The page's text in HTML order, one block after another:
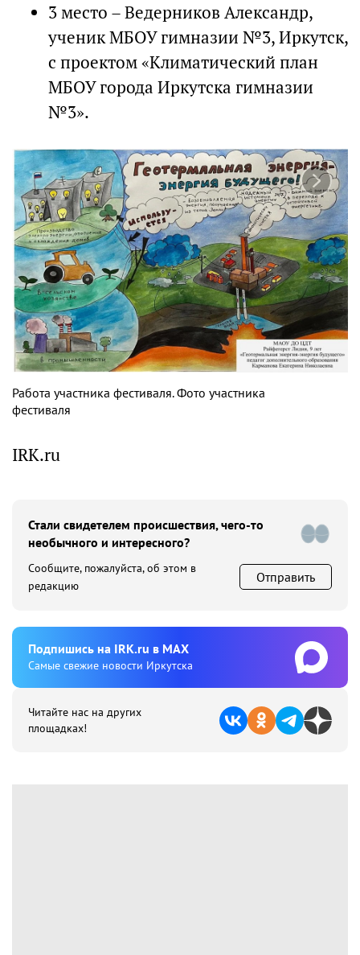
3 место – Ведерников Александр,
ученик МБОУ гимназии №3, Иркутск,
с проектом «Климатический план
МБОУ города Иркутска гимназии
№3».
Работа участника фестиваля. Фото участника
фестиваля
IRK.ru
Стали свидетелем происшествия, чего-то
необычного и интересного?
Сообщите, пожалуйста, об этом в
редакцию
Отправить
Подпишиcь на IRK.ru в MAX
Cамые свежие новости Иркутска
Читайте нас на других
площадках!